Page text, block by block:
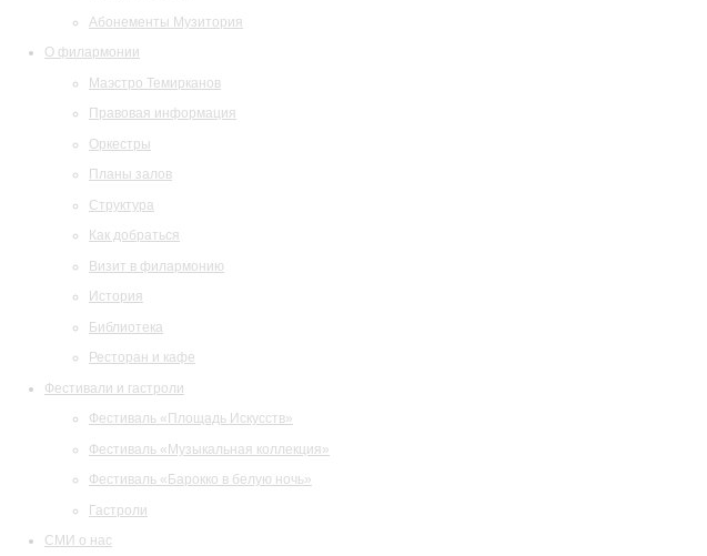
Абонементы Музитория
О филармонии
Маэстро Темирканов
Правовая информация
Оркестры
Планы залов
Структура
Как добраться
Визит в филармонию
История
Библиотека
Ресторан и кафе
Фестивали и гастроли
Фестиваль «Площадь Искусств»
Фестиваль «Музыкальная коллекция»
Фестиваль «Барокко в белую ночь»
Гастроли
СМИ о нас